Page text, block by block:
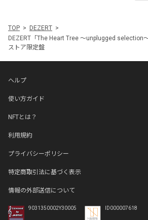
TOP
DEZERT
DEZERT「The Heart Tree ～unplugged selection
ストア限定盤
ヘルプ
使い方ガイド
NFTとは？
利用規約
プライバシーポリシー
特定商取引法に基づく表示
情報の外部送信について
9031350002Y30005 ID000007618